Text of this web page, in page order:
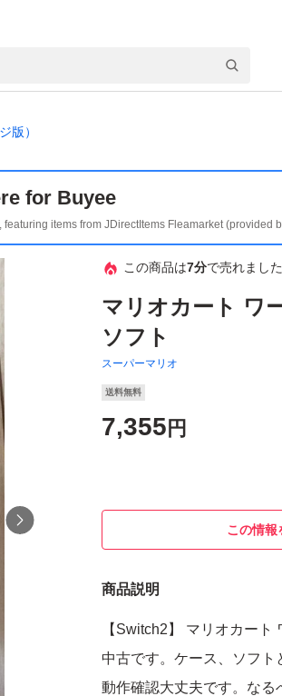
版）
for Buyee
items from JDirectItems Fleamarket (provided
この商品は7分で売れました
マリオカート ワ
ソフト
スーパーマリオ
送料無料
7,355 円
この情報
商品説明
【Switch2】 マリオカート
中古です。ケース、ソフト
動作確認大丈夫です。なる